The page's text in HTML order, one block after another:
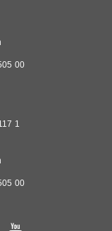
00
1
00